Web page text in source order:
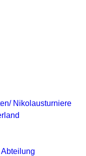
Nikolausturniere